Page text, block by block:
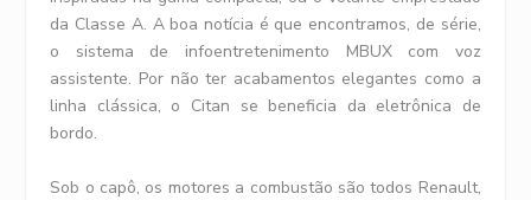
da Classe A. A boa notícia é que encontramos, de série,
o sistema de infoentretenimento MBUX com voz
assistente. Por não ter acabamentos elegantes como a
linha clássica, o Citan se beneficia da eletrônica de
bordo.
Sob o capô, os motores a combustão são todos Renault,